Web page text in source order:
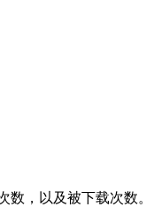
数，以及被下载次数。